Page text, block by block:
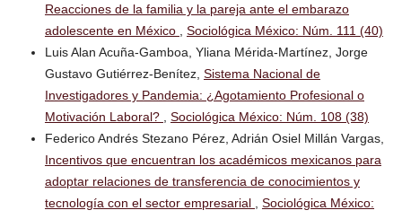
Reacciones de la familia y la pareja ante el embarazo
adolescente en México
Sociológica México: Núm. 111 (40)
Luis Alan Acuña-Gamboa, Yliana Mérida-Martínez, Jorge
Gustavo Gutiérrez-Benítez, Sistema Nacional de
Investigadores y Pandemia: ¿Agotamiento Profesional o
Motivación Laboral?
Sociológica México: Núm. 108 (38)
Federico Andrés Stezano Pérez, Adrián Osiel Millán Vargas,
Incentivos que encuentran los académicos mexicanos para
adoptar relaciones de transferencia de conocimientos y
tecnología con el sector empresarial
Sociológica México: